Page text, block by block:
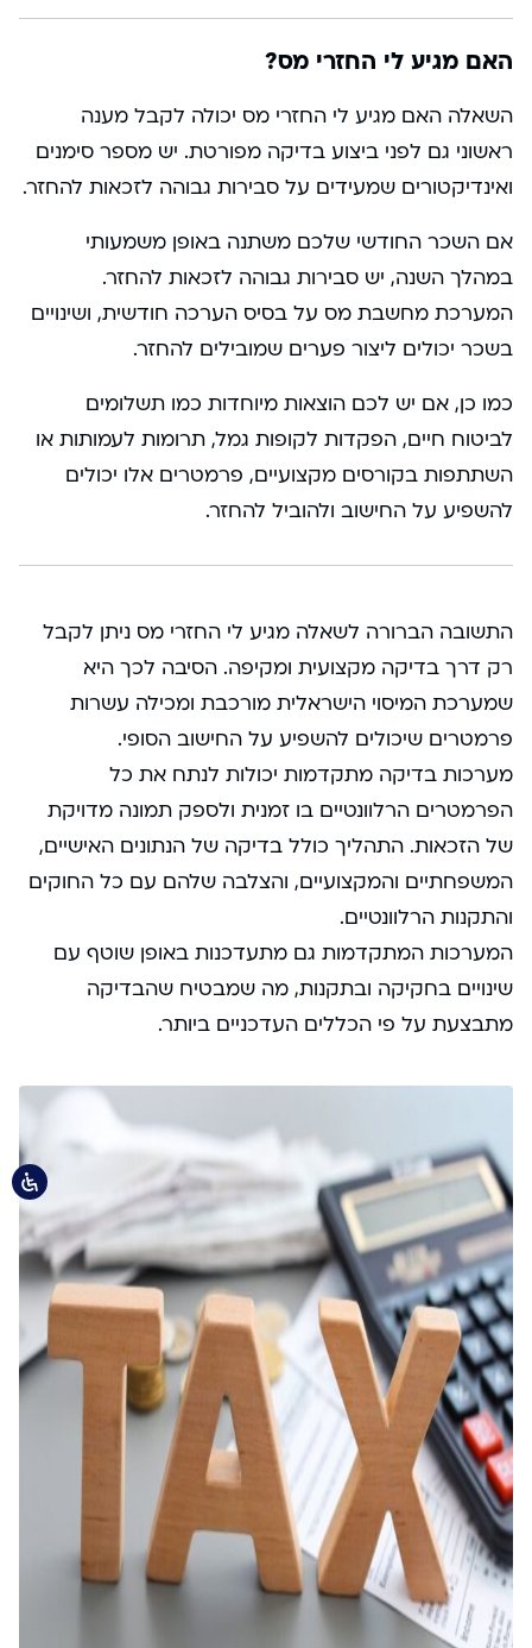
האם מגיע לי החזרי מס?
השאלה האם מגיע לי החזרי מס יכולה לקבל מענה
ראשוני גם לפני ביצוע בדיקה מפורטת. יש מספר סימנים
ואינדיקטורים שמעידים על סבירות גבוהה לזכאות להחזר.
אם השכר החודשי שלכם משתנה באופן משמעותי
במהלך השנה, יש סבירות גבוהה לזכאות להחזר.
המערכת מחשבת מס על בסיס הערכה חודשית, ושינויים
בשכר יכולים ליצור פערים שמובילים להחזר.
כמו כן, אם יש לכם הוצאות מיוחדות כמו תשלומים
לביטוח חיים, הפקדות לקופות גמל, תרומות לעמותות או
השתתפות בקורסים מקצועיים, פרמטרים אלו יכולים
להשפיע על החישוב ולהוביל להחזר.
התשובה הברורה לשאלה מגיע לי החזרי מס ניתן לקבל
רק דרך בדיקה מקצועית ומקיפה. הסיבה לכך היא
שמערכת המיסוי הישראלית מורכבת ומכילה עשרות
פרמטרים שיכולים להשפיע על החישוב הסופי.
מערכות בדיקה מתקדמות יכולות לנתח את כל
הפרמטרים הרלוונטיים בו זמנית ולספק תמונה מדויקת
של הזכאות. התהליך כולל בדיקה של הנתונים האישיים,
המשפחתיים והמקצועיים, והצלבה שלהם עם כל החוקים
והתקנות הרלוונטיים.
המערכות המתקדמות גם מתעדכנות באופן שוטף עם
שינויים בחקיקה ובתקנות, מה שמבטיח שהבדיקה
מתבצעת על פי הכללים העדכניים ביותר.